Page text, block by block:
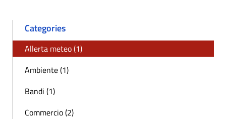
Categories
Allerta meteo (1)
Ambiente (1)
Bandi (1)
Commercio (2)